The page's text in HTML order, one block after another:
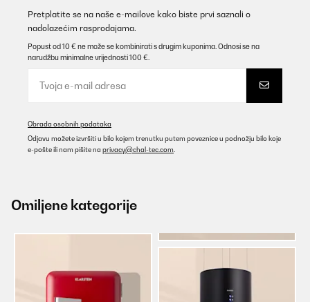
Pretplatite se na naše e-mailove kako biste prvi saznali o
nadolazećim rasprodajama.
Popust od 10 € ne može se kombinirati s drugim kuponima. Odnosi se na
narudžbu minimalne vrijednosti 100 €.
Obrada osobnih podataka
Odjavu možete izvršiti u bilo kojem trenutku putem poveznice u podnožju bilo koje
e-pošte ili nam pišite na privacy@chal-tec.com
Omiljene kategorije